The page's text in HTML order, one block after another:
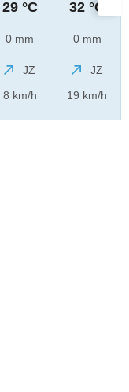
29 °C
0 mm
JZ
8 km/h
32 °C
0 mm
JZ
19 km/h